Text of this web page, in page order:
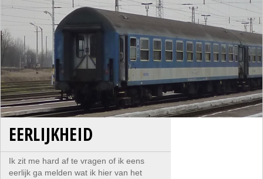
EERLIJKHEID
Ik zit me hard af te vragen of ik eens
eerlijk ga melden wat ik hier van het